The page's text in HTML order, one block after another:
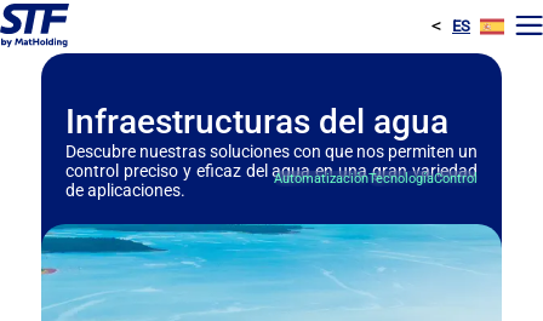
< ES
Infraestructuras del agua
Descubre nuestras soluciones con que nos permiten un
control preciso y eficaz del agua en una gran variedad
de aplicaciones.
AutomatizaciónTecnologíaControl